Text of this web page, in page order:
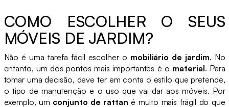
COMO ESCOLHER O SEUS
MÓVEIS DE JARDIM?
Não é uma tarefa fácil escolher o mobiliário de jardim. No
entanto, um dos pontos mais importantes é o material. Para
tomar uma decisão, deve ter em conta o estilo que pretende,
o tipo de manutenção e o uso que vai dar aos móveis. Por
exemplo, um conjunto de rattan é muito mais frágil do que